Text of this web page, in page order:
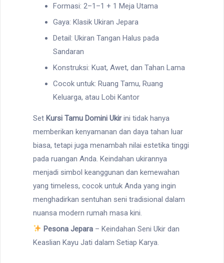
Formasi: 2–1–1 + 1 Meja Utama
Gaya: Klasik Ukiran Jepara
Detail: Ukiran Tangan Halus pada
Sandaran
Konstruksi: Kuat, Awet, dan Tahan Lama
Cocok untuk: Ruang Tamu, Ruang
Keluarga, atau Lobi Kantor
Set Kursi Tamu Domini Ukirini tidak hanya
memberikan kenyamanan dan daya tahan luar
biasa, tetapi juga menambah nilai estetika tinggi
pada ruangan Anda. Keindahan ukirannya
menjadi simbol keanggunan dan kemewahan
yang timeless, cocok untuk Anda yang ingin
menghadirkan sentuhan seni tradisional dalam
nuansa modern rumah masa kini.
Pesona Jepara – Keindahan Seni Ukir dan
Keaslian Kayu Jati dalam Setiap Karya.